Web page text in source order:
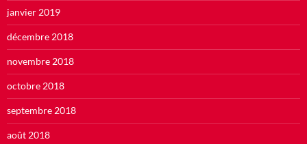
janvier 2019
décembre 2018
novembre 2018
octobre 2018
septembre 2018
août 2018